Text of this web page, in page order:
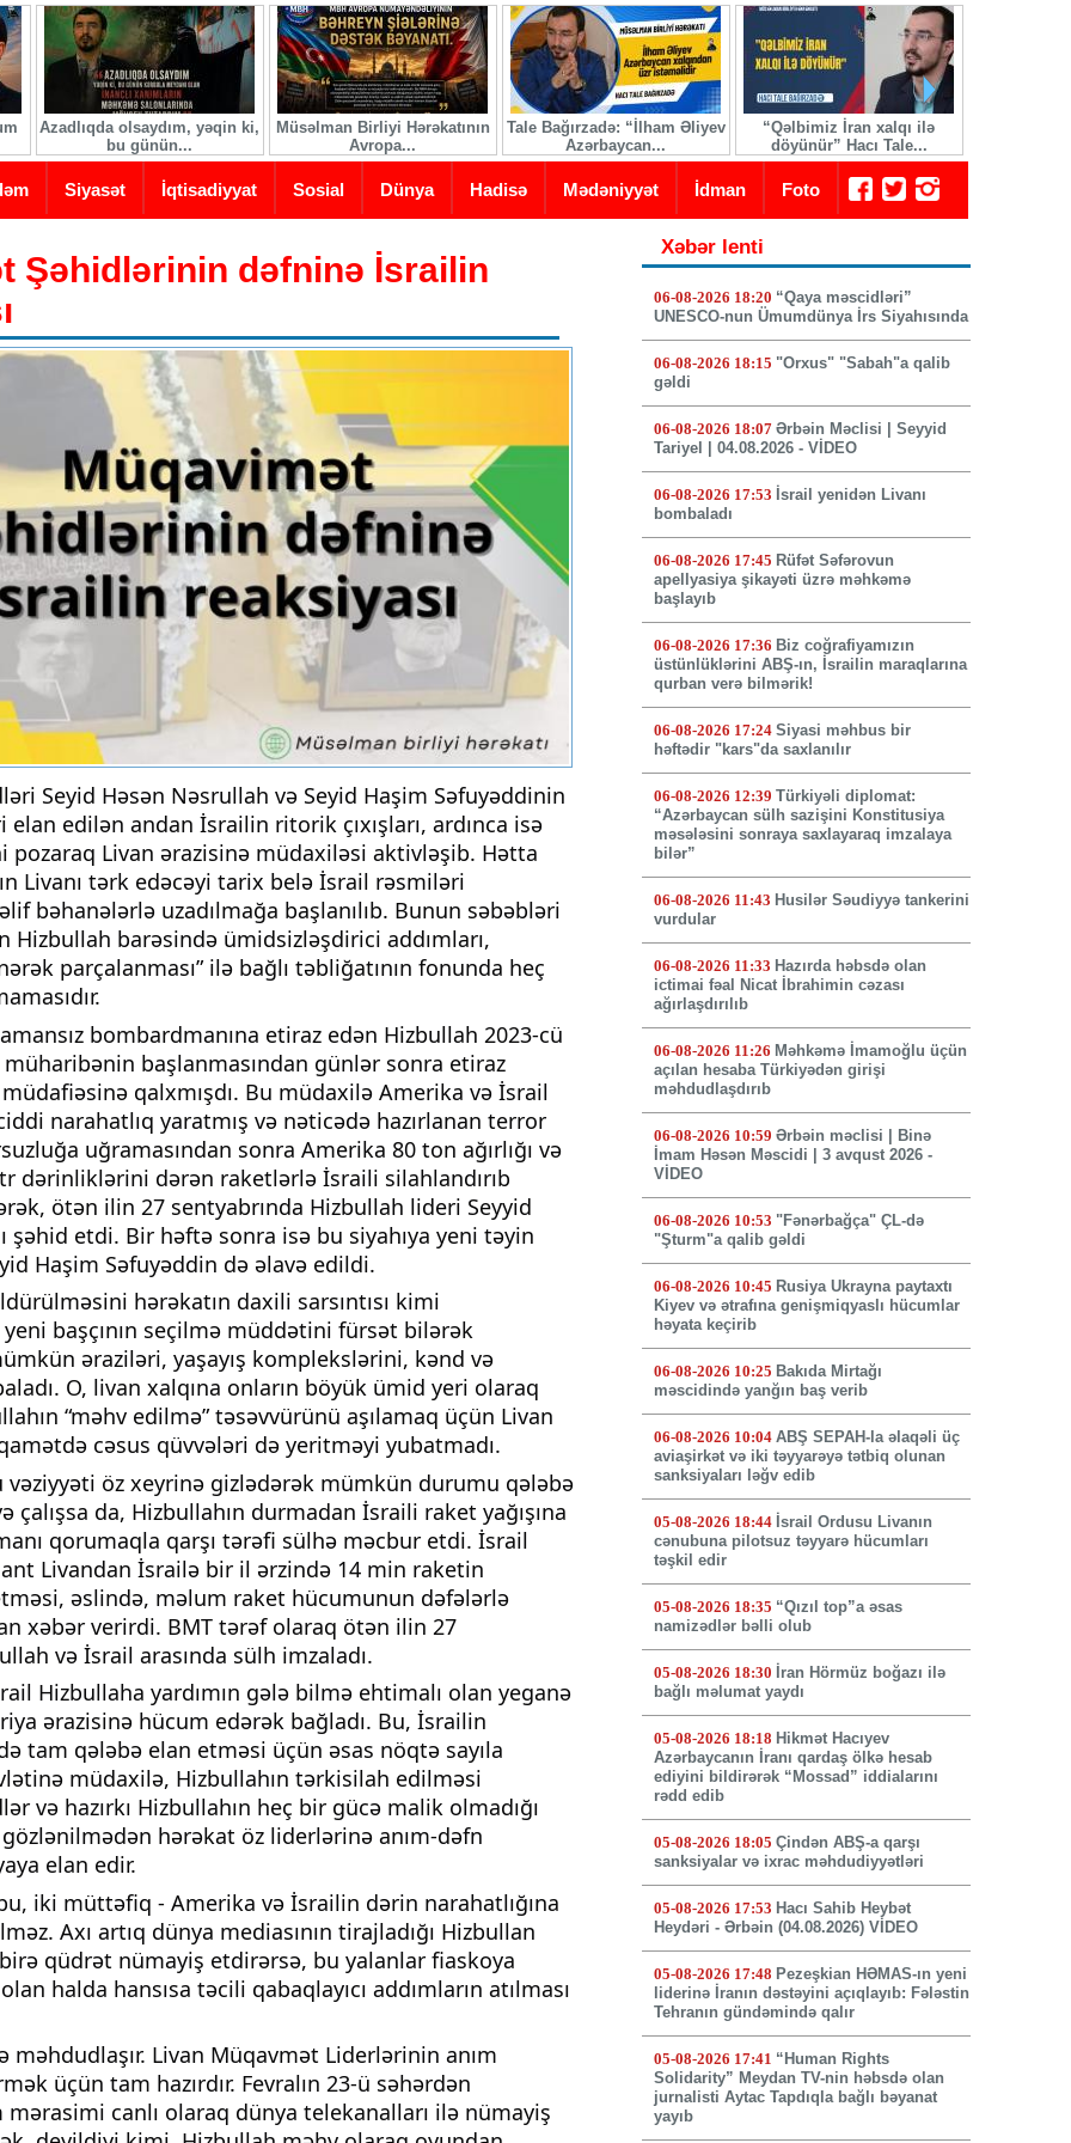
Azadlıqda olsaydım, yəqin ki,
bu günün...
Müsəlman Birliyi Hərəkatının
Avropa...
Tale Bağırzadə: “İlham Əliyev
Azərbaycan...
“Qəlbimiz İran xalqı ilə
döyünür” Hacı Tale...
Siyasət İqtisadiyyat Sosial Dünya Hadisə Mədəniyyət İdman Foto
Şəhidlərinin dəfninə İsrailin
Seyid Həsən Nəsrullah və Seyid Haşim Səfuyəddinin
edilən andan İsrailin ritorik çıxışları, ardınca isə
pozaraq Livan ərazisinə müdaxiləsi aktivləşib. Hətta
Livanı tərk edəcəyi tarix belə İsrail rəsmiləri
bəhanələrlə uzadılmağa başlanılıb. Bunun səbəbləri
Hizbullah barəsində ümidsizləşdirici addımları,
parçalanması” ilə bağlı təbliğatının fonunda heç
bombardmanına etiraz edən Hizbullah 2023-cü
başlanmasından günlər sonra etiraz
qalxmışdı. Bu müdaxilə Amerika və İsrail
narahatlıq yaratmış və nəticədə hazırlanan terror
uğramasından sonra Amerika 80 ton ağırlığı və
dərinliklərini dərən raketlərlə İsraili silahlandırıb
ötən ilin 27 sentyabrında Hizbullah lideri Seyyid
şəhid etdi. Bir həftə sonra isə bu siyahıya yeni təyin
Haşim Səfuyəddin də əlavə edildi.
hərəkatın daxili sarsıntısı kimi
başçının seçilmə müddətini fürsət bilərək
əraziləri, yaşayış komplekslərini, kənd və
O, livan xalqına onların böyük ümid yeri olaraq
“məhv edilmə” təsəvvürünü aşılamaq üçün Livan
cəsus qüvvələri də yeritməyi yubatmadı.
öz xeyrinə gizlədərək mümkün durumu qələbə
çalışsa da, Hizbullahın durmadan İsraili raket yağışına
qorumaqla qarşı tərəfi sülhə məcbur etdi. İsrail
Livandan İsrailə bir il ərzində 14 min raketin
əslində, məlum raket hücumunun dəfələrlə
xəbər verirdi. BMT tərəf olaraq ötən ilin 27
və İsrail arasında sülh imzaladı.
Hizbullaha yardımın gələ bilmə ehtimalı olan yeganə
ərazisinə hücum edərək bağladı. Bu, İsrailin
tam qələbə elan etməsi üçün əsas nöqtə sayıla
müdaxilə, Hizbullahın tərkisilah edilməsi
və hazırkı Hizbullahın heç bir gücə malik olmadığı
hərəkat öz liderlərinə anım-dəfn
elan edir.
iki müttəfiq - Amerika və İsrailin dərin narahatlığına
Axı artıq dünya mediasının tirajladığı Hizbullan
qüdrət nümayiş etdirərsə, bu yalanlar fiaskoya
halda hansısa təcili qabaqlayıcı addımların atılması
məhdudlaşır. Livan Müqavmət Liderlərinin anım
üçün tam hazırdır. Fevralın 23-ü səhərdən
mərasimi canlı olaraq dünya telekanalları ilə nümayiş
Xəbər lenti
06-08-2026 18:20 “Qaya məscidləri”
UNESCO-nun Ümumdünya İrs Siyahısında
06-08-2026 18:15 "Orxus" "Sabah"a qalib
gəldi
06-08-2026 18:07 Ərbəin Məclisi | Seyyid
Tariyel | 04.08.2026 - VİDEO
06-08-2026 17:53 İsrail yenidən Livanı
bombaladı
06-08-2026 17:45 Rüfət Səfərovun
apellyasiya şikayəti üzrə məhkəmə
başlayıb
06-08-2026 17:36 Biz coğrafiyamızın
üstünlüklərini ABŞ-ın, İsrailin maraqlarına
qurban verə bilmərik!
06-08-2026 17:24 Siyasi məhbus bir
həftədir "kars"da saxlanılır
06-08-2026 12:39 Türkiyəli diplomat:
“Azərbaycan sülh sazişini Konstitusiya
məsələsini sonraya saxlayaraq imzalaya
bilər”
06-08-2026 11:43 Husilər Səudiyyə tankerini
vurdular
06-08-2026 11:33 Hazırda həbsdə olan
ictimai fəal Nicat İbrahimin cəzası
ağırlaşdırılıb
06-08-2026 11:26 Məhkəmə İmamoğlu üçün
açılan hesaba Türkiyədən girişi
məhdudlaşdırıb
06-08-2026 10:59 Ərbəin məclisi | Binə
İmam Həsən Məscidi | 3 avqust 2026 -
VİDEO
06-08-2026 10:53 "Fənərbağça" ÇL-də
"Şturm"a qalib gəldi
06-08-2026 10:45 Rusiya Ukrayna paytaxtı
Kiyev və ətrafına genişmiqyaslı hücumlar
həyata keçirib
06-08-2026 10:25 Bakıda Mirtağı
məscidində yanğın baş verib
06-08-2026 10:04 ABŞ SEPAH-la əlaqəli üç
aviaşirkət və iki təyyarəyə tətbiq olunan
sanksiyaları ləğv edib
05-08-2026 18:44 İsrail Ordusu Livanın
cənubuna pilotsuz təyyarə hücumları
təşkil edir
05-08-2026 18:35 “Qızıl top”a əsas
namizədlər bəlli olub
05-08-2026 18:30 İran Hörmüz boğazı ilə
bağlı məlumat yaydı
05-08-2026 18:18 Hikmət Hacıyev
Azərbaycanın İranı qardaş ölkə hesab
ediyini bildirərək “Mossad” iddialarını
rədd edib
05-08-2026 18:05 Çindən ABŞ-a qarşı
sanksiyalar və ixrac məhdudiyyətləri
05-08-2026 17:53 Hacı Sahib Heybət
Heydəri - Ərbəin (04.08.2026) VİDEO
05-08-2026 17:48 Pezeşkian HƏMAS-ın yeni
liderinə İranın dəstəyini açıqlayıb: Fələstin
Tehranın gündəmində qalır
05-08-2026 17:41 “Human Rights
Solidarity” Meydan TV-nin həbsdə olan
jurnalisti Aytac Tapdıqla bağlı bəyanat
yayıb